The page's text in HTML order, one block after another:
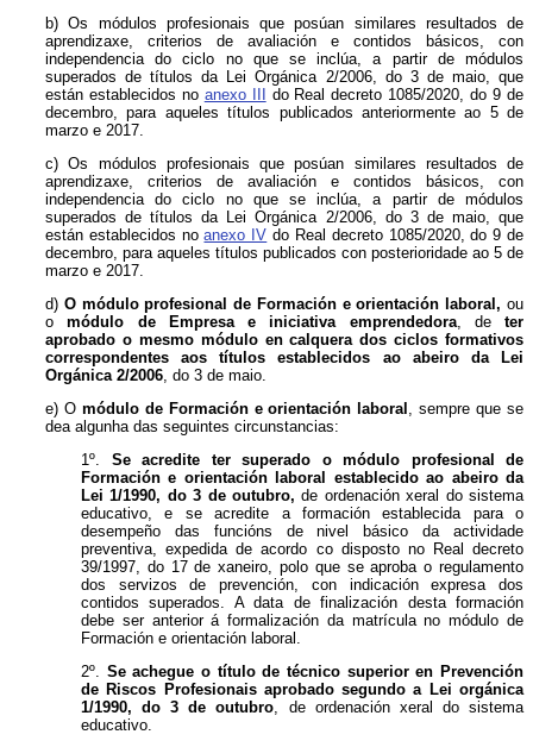
b) Os módulos profesionais que posúan similares resultados de
aprendizaxe, criterios de avaliación e contidos básicos, con
independencia do ciclo no que se inclúa, a partir de módulos
superados de títulos da Lei Orgánica 2/2006, do 3 de maio, que
están establecidos no anexo III do Real decreto 1085/2020, do 9 de
decembro, para aqueles títulos publicados anteriormente ao 5 de
marzo e 2017.
c) Os módulos profesionais que posúan similares resultados de
aprendizaxe, criterios de avaliación e contidos básicos, con
independencia do ciclo no que se inclúa, a partir de módulos
superados de títulos da Lei Orgánica 2/2006, do 3 de maio, que
están establecidos noanexo IV do Real decreto 1085/2020, do 9 de
decembro, para aqueles títulos publicados con posterioridade ao 5 de
marzo e 2017.
d) O módulo profesional de Formación e orientación laboral, ou
omódulo de Empresa e iniciativa emprendedora, de ter
aprobado o mesmo módulo en calquera dos ciclos formativos
correspondentes aos títulos establecidos ao abeiro da Lei
Orgánica 2/2006 , do 3 de maio.
e) O módulo de Formación e orientación laboral , sempre que se
dea algunha das seguintes circunstancias:
1º.
Se acredite ter superado o módulo profesional de
Formación e orientación laboral establecido ao abeiro da
Lei 1/1990, do 3 de outubro, de ordenación xeral do sistema
educativo, e se acredite a formación establecida para o
desempeño das funcións de nivel básico da actividade
preventiva, expedida de acordo co disposto no Real decreto
39/1997, do 17 de xaneiro, polo que se aproba o regulamento
dos servizos de prevención, con indicación expresa dos
contidos superados. A data de finalización desta formación
debe ser anterior á formalización da matrícula no módulo de
Formación e orientación laboral.
2º. Se achegue o título de técnico superior en Prevención
de Riscos Profesionais aprobado segundo a Lei orgánica
1/1990, do 3 de outubro , de ordenación xeral do sistema
educativo.